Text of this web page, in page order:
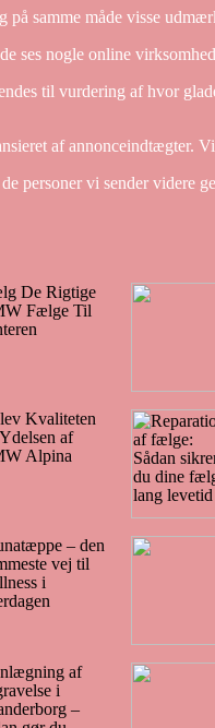
på samme måde visse
ses nogle online
til vurdering af hvor
af annonceindtægter.
personer vi sender videre
De Rigtige
Fælge Til
Kvaliteten
af
Alpina
– den
vej til
i
af
i
–